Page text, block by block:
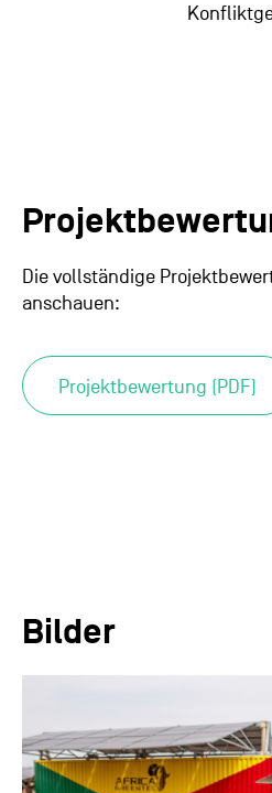
Die vollständige
anschauen:
Projektbewertung (PDF)
Bilder